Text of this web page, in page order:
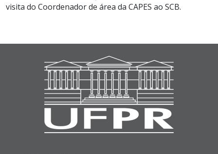
visita do Coordenador de área da CAPES ao SCB.